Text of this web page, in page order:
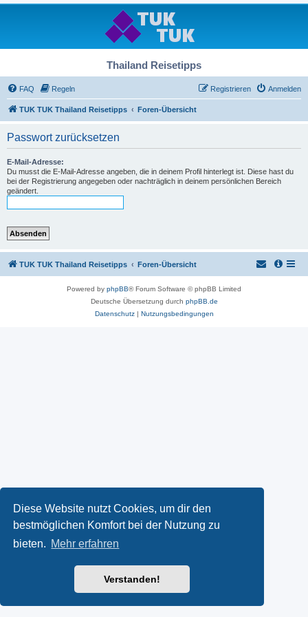
Diese Website nutzt Cookies, um dir den
bestmöglichen Komfort bei der Nutzung zu
bieten. Mehr erfahren
Verstanden!
Thailand Reisetipps
FAQ Regeln Anmelden
Registrieren
TUK TUK Thailand Reisetipps Foren-Übersicht
Passwort zurücksetzen
E-Mail-Adresse:
Du musst die E-Mail-Adresse angeben, die in deinem Profil hinterlegt ist. Diese hast du
bei der Registrierung angegeben oder nachträglich in deinem persönlichen Bereich
geändert.
TUK TUK Thailand Reisetipps Foren-Übersicht
Powered by phpBB® Forum Software © phpBB Limited
Deutsche Übersetzung durch phpBB.de
Datenschutz| Nutzungsbedingungen